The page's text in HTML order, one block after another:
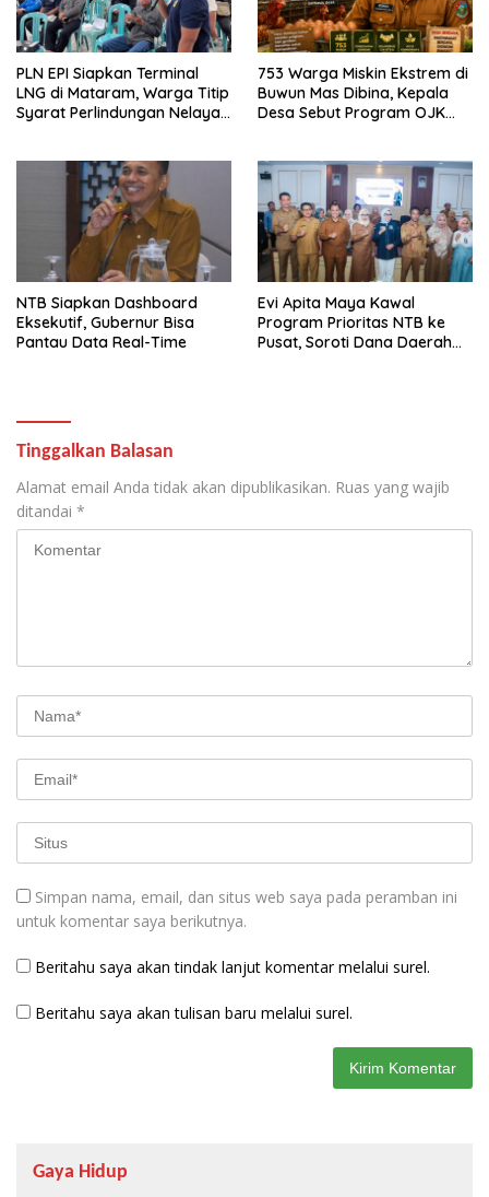
PLN EPI Siapkan Terminal
LNG di Mataram, Warga Titip
Syarat Perlindungan Nelayan
753 Warga Miskin Ekstrem di
Buwun Mas Dibina, Kepala
Desa Sebut Program OJK
NTB Siapkan Dashboard
Eksekutif, Gubernur Bisa
Pantau Data Real-Time
Evi Apita Maya Kawal
Program Prioritas NTB ke
Pusat, Soroti Dana Daerah
Tinggalkan Balasan
Alamat email Anda tidak akan dipublikasikan. Ruas yang wajib
ditandai *
Simpan nama, email, dan situs web saya pada peramban ini
untuk komentar saya berikutnya.
Beritahu saya akan tindak lanjut komentar melalui surel.
Beritahu saya akan tulisan baru melalui surel.
Gaya Hidup